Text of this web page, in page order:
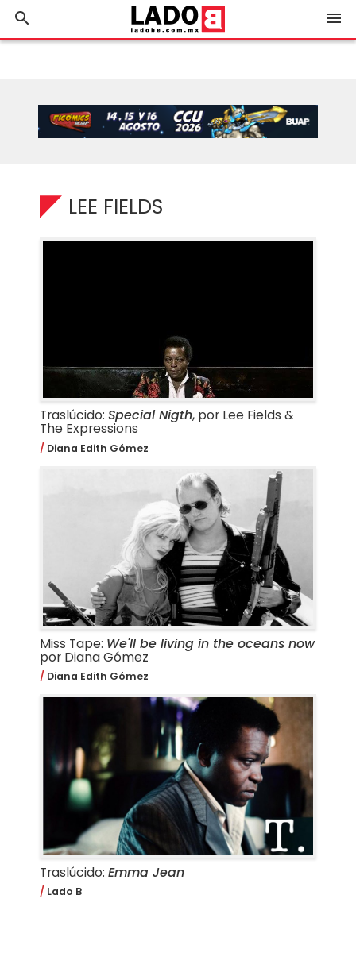
search menu
LEE FIELDS
Traslúcido: Special Nigth, por Lee Fields &
The Expressions
Diana Edith Gómez
Miss Tape: We'll be living in the oceans now
por Diana Gómez
Diana Edith Gómez
Traslúcido: Emma Jean
Lado B